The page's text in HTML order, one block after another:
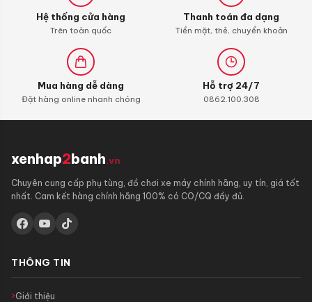
Hệ thống cửa hàng
Trên toàn quốc
Thanh toán đa dạng
Tiền mặt, thẻ, chuyển khoản
Mua hàng dễ dàng
Đặt hàng online nhanh chóng
Hỗ trợ 24/7
0862.100.308
xenhap2banh.vn
Chuyên cung cấp phụ tùng, đồ chơi xe máy chính hãng, uy tín, giá tốt
nhất. Cam kết hàng chính hãng 100% có CO/CQ đầy đủ.
THÔNG TIN
Giới thiệu